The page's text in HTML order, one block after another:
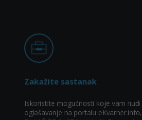
Zakažite sastanak
Iskoristite mogućnosti koje vam nudi
oglašavanje na portalu eKvarner.info,